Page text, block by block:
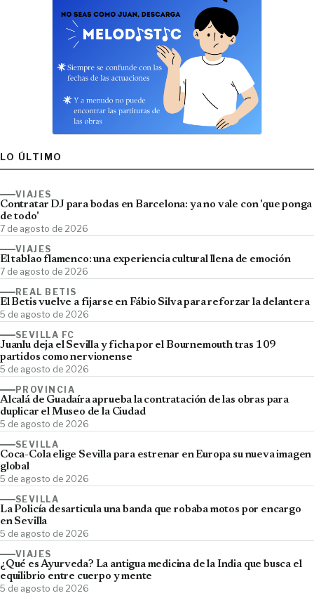
LO ÚLTIMO
VIAJES
Contratar DJ para bodas en Barcelona: ya no vale con 'que ponga
de todo'
7 de agosto de 2026
VIAJES
El tablao flamenco: una experiencia cultural llena de emoción
7 de agosto de 2026
REAL BETIS
El Betis vuelve a fijarse en Fábio Silva para reforzar la delantera
5 de agosto de 2026
SEVILLA FC
Juanlu deja el Sevilla y ficha por el Bournemouth tras 109
partidos como nervionense
5 de agosto de 2026
PROVINCIA
Alcalá de Guadaíra aprueba la contratación de las obras para
duplicar el Museo de la Ciudad
5 de agosto de 2026
SEVILLA
Coca-Cola elige Sevilla para estrenar en Europa su nueva imagen
global
5 de agosto de 2026
SEVILLA
La Policía desarticula una banda que robaba motos por encargo
en Sevilla
5 de agosto de 2026
VIAJES
¿Qué es Ayurveda? La antigua medicina de la India que busca el
equilibrio entre cuerpo y mente
5 de agosto de 2026